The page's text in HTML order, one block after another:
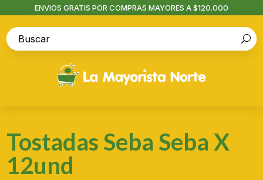
ENVIOS GRATIS POR COMPRAS MAYORES A $120.000
Tostadas Seba Seba X
12und